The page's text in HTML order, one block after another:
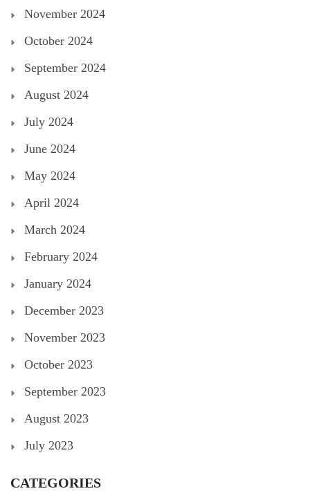
November 2024
October 2024
September 2024
August 2024
July 2024
June 2024
May 2024
April 2024
March 2024
February 2024
January 2024
December 2023
November 2023
October 2023
September 2023
August 2023
July 2023
CATEGORIES